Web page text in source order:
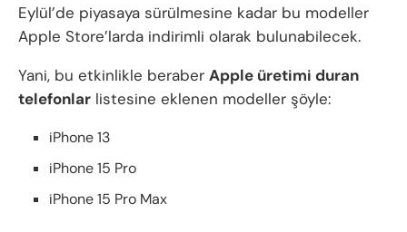
Eylül’de piyasaya sürülmesine kadar bu modeller
Apple Store’larda indirimli olarak bulunabilecek.
Yani, bu etkinlikle beraber Apple üretimi duran
telefonlar listesine eklenen modeller şöyle:
iPhone 13
iPhone 15 Pro
iPhone 15 Pro Max